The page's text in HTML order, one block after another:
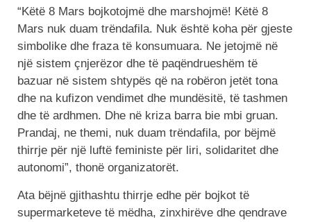
“Këtë 8 Mars bojkotojmë dhe marshojmë! Këtë 8
Mars nuk duam trëndafila. Nuk është koha për gjeste
simbolike dhe fraza të konsumuara. Ne jetojmë në
një sistem çnjerëzor dhe të paqëndrueshëm të
bazuar në sistem shtypës që na robëron jetët tona
dhe na kufizon vendimet dhe mundësitë, të tashmen
dhe të ardhmen. Dhe në kriza barra bie mbi gruan.
Prandaj, ne themi, nuk duam trëndafila, por bëjmë
thirrje për një luftë feministe për liri, solidaritet dhe
autonomi”, thonë organizatorët.
Ata bëjnë gjithashtu thirrje edhe për bojkot të
supermarketeve të mëdha, zinxhirëve dhe qendrave